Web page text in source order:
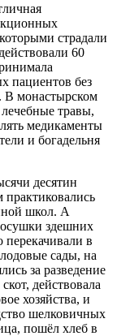
страдали
60
пациентов без
В монастырском
травы,
медикаменты
и богадельня
десятин
практиковались
школ. А
осушки здешних
в
сады, на
за разведение
действовала
хозяйства, и
шелковичных
пошёл хлеб в